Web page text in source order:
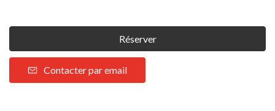
Réserver
Contacter par email